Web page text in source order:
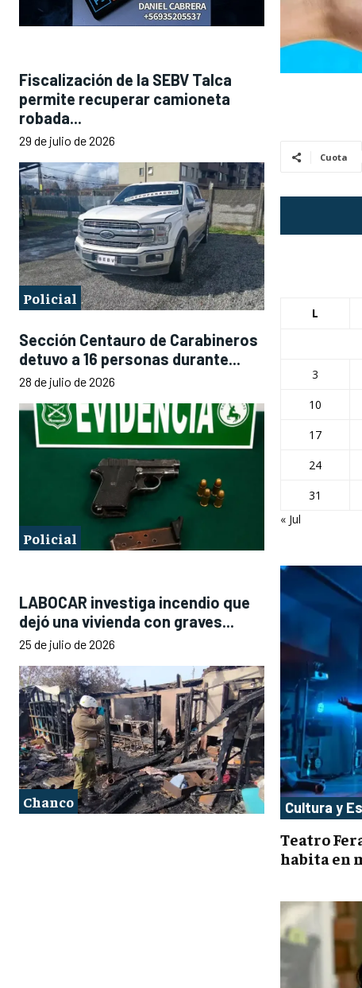
Fiscalización de la SEBV Talca
permite recuperar camioneta
robada...
29 de julio de 2026
Policial
Sección Centauro de Carabineros
detuvo a 16 personas durante...
28 de julio de 2026
Policial
LABOCAR investiga incendio que
dejó una vivienda con graves...
25 de julio de 2026
Chanco
Cuota
L
3
10
17
24
31
« Jul
Cultura y
Teatro
habita en